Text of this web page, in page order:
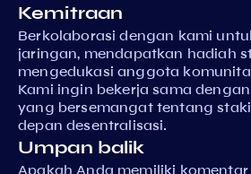
Kemitraan
Berkolaborasi dengan kami
jaringan, mendapatkan hadiah
mengedukasi anggota
Kami ingin bekerja sama
yang bersemangat tentang
depan desentralisasi.
Umpan balik
Apakah Anda memiliki